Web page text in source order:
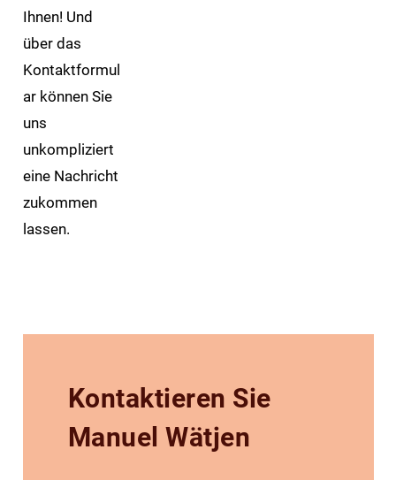
Ihnen! Und
über das
Kontaktformul
ar können Sie
uns
unkompliziert
eine Nachricht
zukommen
lassen.
Kontaktieren Sie
Manuel Wätjen